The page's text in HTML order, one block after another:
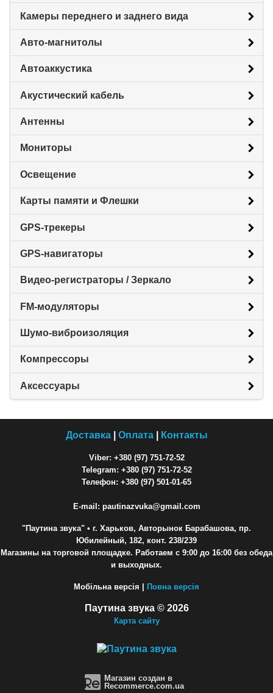
Камеры переднего и заднего вида
Авто-магнитолы
Автоаккустика
Акустический кабель
Антенны
Мониторы
Освещение
Карты памяти и Флешки
GPS-трекеры
GPS-навигаторы
Видео-регистраторы / Зеркало
FM-модуляторы
Шумо-виброизоляция
Компрессоры
Аксессуары
Доставка| Оплата| Контакты
Viber: +380 (97) 751-72-52
Telegram: +380 (97) 751-72-52
Телефон: +380 (97) 501-01-65
E-mail: pautinazvuka@gmail.com
"Паутина звука" • г. Харьков, Авторынок Барабашова, пр.
Юбилейный, 182, конт. 238/239
Магазины на торговой площадке. Работаем с 9:00 до 16:00 без обеда
и выходных.
Мобільна версія | Повна версія
Паутина звука © 2026
Карта сайту
Магазин создан в
Recommerce.com.ua